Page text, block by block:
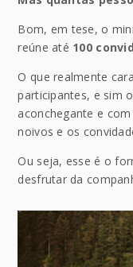
Bom, em tese, o
reúne até 100
O que realmente
participantes, e sim
aconchegante e
noivos e os
Ou seja, esse é o
desfrutar da